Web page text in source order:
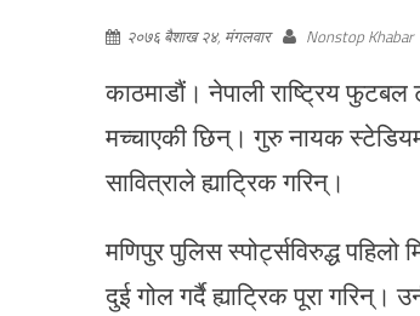
२०७६ बैशाख २४, मंगलवार Nonstop Khabar
काठमाडौं। नेपाली राष्ट्रिय फुटबल
मच्चाएकी छिन्। गुरु नायक
सावित्राले ह्याट्रिक गरिन्।
मणिपुर पुलिस स्पोर्ट्सविरुद्ध
दुई गोल गर्दै ह्याट्रिक पूरा गरिन्।